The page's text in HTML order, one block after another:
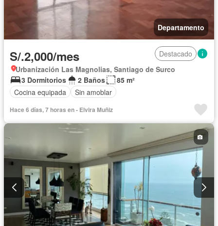
Departamento
S/.2,000/mes
Destacado
Urbanización Las Magnolias, Santiago de Surco
3 Dormitorios
2 Baños
85 m²
Cocina equipada
Sin amoblar
Hace 6 días, 7 horas en - Elvira Muñiz